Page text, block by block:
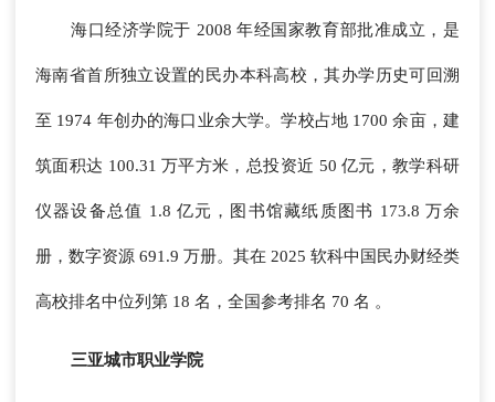
海口经济学院于 2008 年经国家教育部批准成立，是
海南省首所独立设置的民办本科高校，其办学历史可回溯
至 1974 年创办的海口业余大学。学校占地 1700 余亩，建
筑面积达 100.31 万平方米，总投资近 50 亿元，教学科研
仪器设备总值 1.8 亿元，图书馆藏纸质图书 173.8 万余
册，数字资源 691.9 万册。其在 2025 软科中国民办财经类
高校排名中位列第 18 名，全国参考排名 70 名 。
三亚城市职业学院